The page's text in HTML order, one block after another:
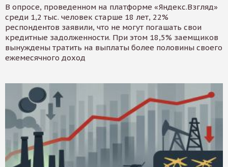
В опросе, проведенном на платформе «Яндекс.Взгляд»
среди 1,2 тыс. человек старше 18 лет, 22%
респондентов заявили, что не могут погашать свои
кредитные задолженности. При этом 18,5% заемщиков
вынуждены тратить на выплаты более половины своего
ежемесячного доход